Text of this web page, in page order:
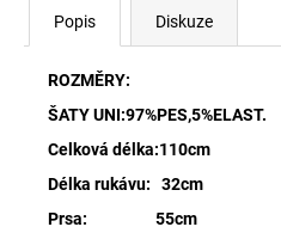
Popis Diskuze
ROZMĚRY:
ŠATY UNI:97%PES,5%ELAST.
Celková délka:110cm
Délka rukávu: 32cm
Prsa: 55cm